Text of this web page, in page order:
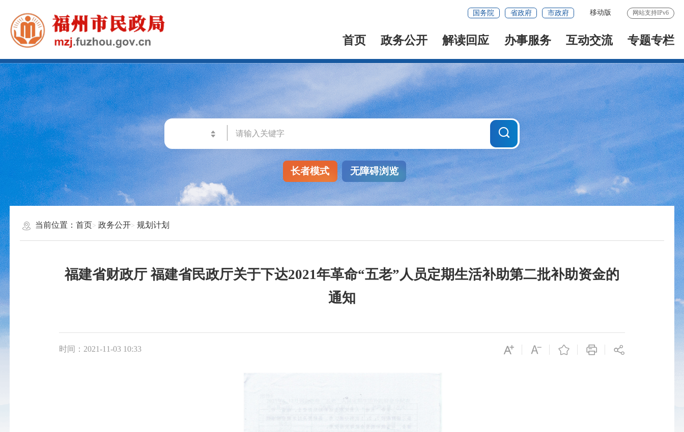
国务院 省政府 市政府 移动版 网站支持IPv6
首页 政务公开 解读回应 办事服务 互动交流 专题专栏
长者模式 无障碍浏览
当前位置：首页 政务公开 规划计划
福建省财政厅 福建省民政厅关于下达2021年革命“五老”人员定期生活补助第二批补助资金的
通知
时间：2021-11-03 10:33